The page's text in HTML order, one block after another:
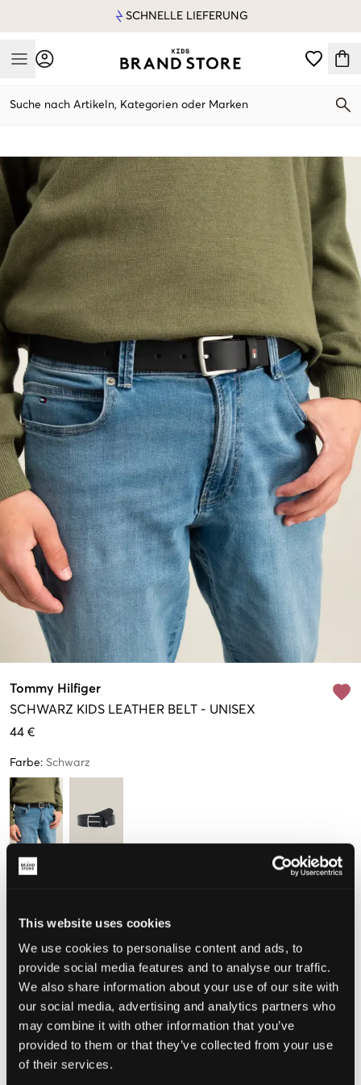
This website uses cookies
We use cookies to personalise content and ads, to
provide social media features and to analyse our traffic.
We also share information about your use of our site with
our social media, advertising and analytics partners who
may combine it with other information that you’ve
provided to them or that they’ve collected from your use
of their services.
SCHNELLE LIEFERUNG
Mobile Menu
Suche nach Artikeln, Kategorien oder Marken
Tommy Hilfiger
SCHWARZ KIDS LEATHER BELT - UNISEX
44 €
Farbe: Schwarz
Größe
Wahrgenommene Größe
Perfekt
GRÖSSENBERATER
WÄHLEN SIE EINE GRÖSSE